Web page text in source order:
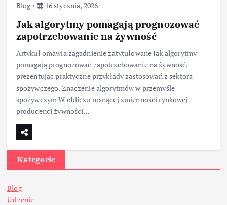
Blog 16 stycznia, 2026
Jak algorytmy pomagają prognozować
zapotrzebowanie na żywność
Artykuł omawia zagadnienie zatytułowane Jak algorytmy
pomagają prognozować zapotrzebowanie na żywność,
prezentując praktyczne przykłady zastosowań z sektora
spożywczego. Znaczenie algorytmów w przemyśle
spożywczym W obliczu rosnącej zmienności rynkowej
producenci żywności…
Kategorie
Blog
jedzenie